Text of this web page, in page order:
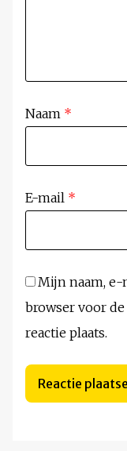
Naam *
E-mail *
Mijn naam, e-
browser voor
reactie plaats.